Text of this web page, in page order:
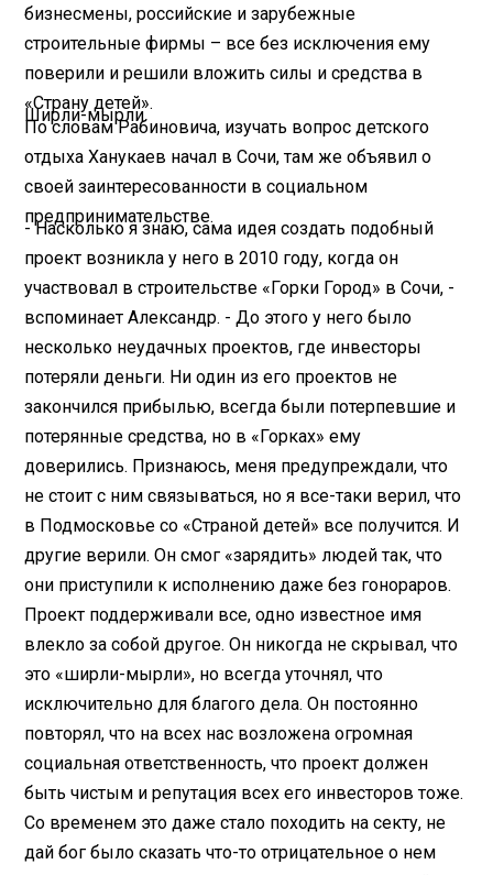
бизнесмены, российские и зарубежные
строительные фирмы – все без исключения ему
поверили и решили вложить силы и средства в
«Страну детей».
Ширли-мырли
По словам Рабиновича, изучать вопрос детского
отдыха Ханукаев начал в Сочи, там же объявил о
своей заинтересованности в социальном
предпринимательстве.
- Насколько я знаю, сама идея создать подобный
проект возникла у него в 2010 году, когда он
участвовал в строительстве «Горки Город» в Сочи, -
вспоминает Александр. - До этого у него было
несколько неудачных проектов, где инвесторы
потеряли деньги. Ни один из его проектов не
закончился прибылью, всегда были потерпевшие и
потерянные средства, но в «Горках» ему
доверились. Признаюсь, меня предупреждали, что
не стоит с ним связываться, но я все-таки верил, что
в Подмосковье со «Страной детей» все получится. И
другие верили. Он смог «зарядить» людей так, что
они приступили к исполнению даже без гонораров.
Проект поддерживали все, одно известное имя
влекло за собой другое. Он никогда не скрывал, что
это «ширли-мырли», но всегда уточнял, что
исключительно для благого дела. Он постоянно
повторял, что на всех нас возложена огромная
социальная ответственность, что проект должен
быть чистым и репутация всех его инвесторов тоже.
Со временем это даже стало походить на секту, не
дай бог было сказать что-то отрицательное о нем